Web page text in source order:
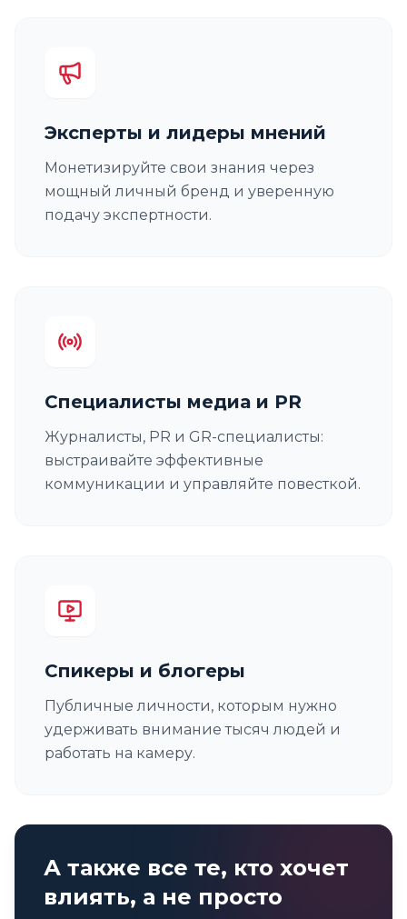
Эксперты и лидеры мнений
Монетизируйте свои знания через
мощный личный бренд и уверенную
подачу экспертности.
Специалисты медиа и PR
Журналисты, PR и GR-специалисты:
выстраивайте эффективные
коммуникации и управляйте повесткой.
Спикеры и блогеры
Публичные личности, которым нужно
удерживать внимание тысяч людей и
работать на камеру.
А также все те, кто хочет
влиять, а не просто